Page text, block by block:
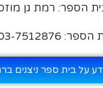
הספר: רמת גן מוזס
03-7512876
על בית ספר ניצנים